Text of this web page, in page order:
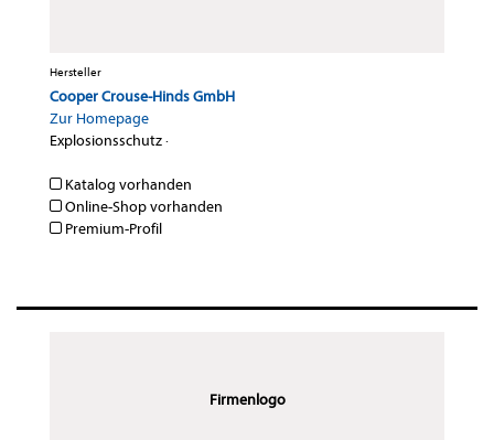
Hersteller
Cooper Crouse-Hinds GmbH
Zur Homepage
Explosionsschutz·
Katalog vorhanden
Online-Shop vorhanden
Premium-Profil
Firmenlogo